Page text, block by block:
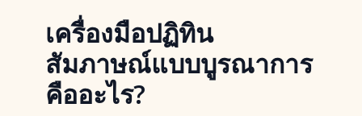
เครื่องมือปฏิทิน
สัมภาษณ์แบบบูรณาการ
คืออะไร?